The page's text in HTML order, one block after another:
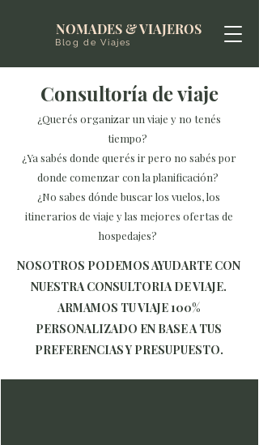
NOMADES & VIAJEROS
Blog de Viajes
Consultoría de viaje
¿Querés organizar un viaje y no tenés
tiempo?
¿Ya sabés donde querés ir pero no sabés por
donde comenzar con la planificación?
¿No sabes dónde buscar los vuelos, los
itinerarios de viaje y las mejores ofertas de
hospedajes?
NOSOTROS PODEMOS AYUDARTE CON
NUESTRA CONSULTORIA DE VIAJE.
ARMAMOS TU VIAJE 100%
PERSONALIZADO EN BASE A TUS
PREFERENCIAS Y PRESUPUESTO.